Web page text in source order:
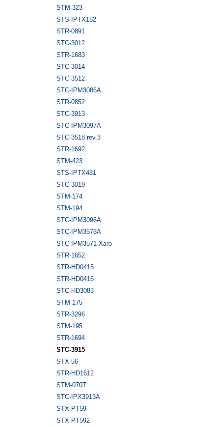
STM-323
STS-IPTX182
STR-0891
STC-3012
STR-1683
STC-3014
STC-3512
STC-IPM3086A
STR-0852
STC-3913
STC-IPM3097A
STC-3518 rev.3
STR-1692
STM-423
STS-IPTX481
STC-3019
STM-174
STM-194
STC-IPM3096A
STC-IPM3578A
STC-IPM3571 Xaro
STR-1652
STR-HD0415
STR-HD0416
STC-HD3083
STM-175
STR-3296
STM-195
STR-1694
STC-3915
STX-56
STR-HD1612
STM-070T
STC-IPX3913A
STX-PT59
STX-PT592